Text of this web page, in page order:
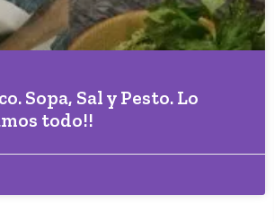
Sopa, Sal y Pesto. Lo
todo!!